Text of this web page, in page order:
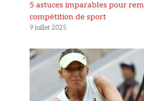
5 astuces imparables pour
compétition de sport
9 juillet 2025